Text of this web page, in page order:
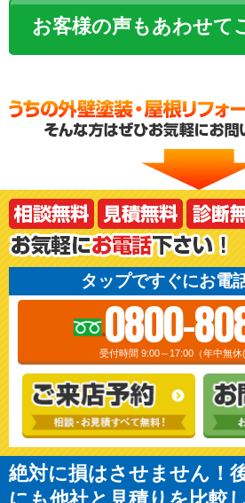
お客様の声もあわせて
タップですぐにお電
0800-
受付時間 9:00～17:00（年中無休(
絶対に損はさせません！